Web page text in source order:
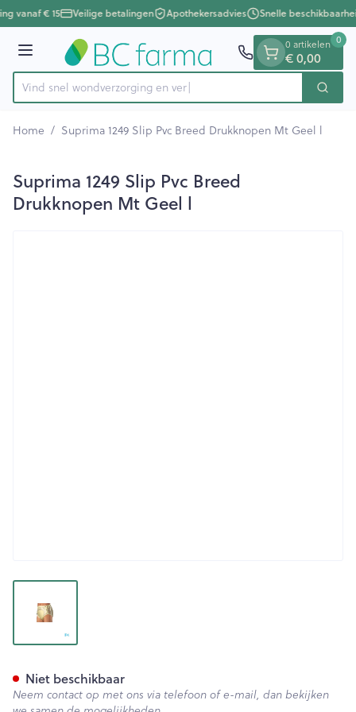
Ga naar de inhoud
1 van 1
vanaf € 15 Veilige betalingen Apothekersadvies Snelle
Menu
Product, merk, categorie...
Vind snel wondverzorging Zoek
0 artikelen
€ 0,00
0
Home / Suprima 1249 Slip Pvc Breed Drukknopen Mt Geel l
Suprima 1249 Slip Pvc Breed
Drukknopen Mt Geel l
Niet beschikbaar
Neem contact op met ons via telefoon of e-mail, dan bekijken